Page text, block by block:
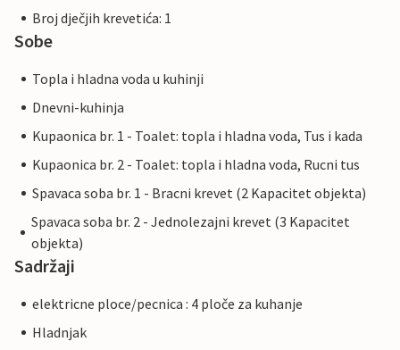
Broj dječjih krevetića: 1
Sobe
Topla i hladna voda u kuhinji
Dnevni-kuhinja
Kupaonica br. 1 - Toalet: topla i hladna voda, Tus i kada
Kupaonica br. 2 - Toalet: topla i hladna voda, Rucni tus
Spavaca soba br. 1 - Bracni krevet (2 Kapacitet objekta)
Spavaca soba br. 2 - Jednolezajni krevet (3 Kapacitet
objekta)
Sadržaji
elektricne ploce/pecnica : 4 ploče za kuhanje
Hladnjak